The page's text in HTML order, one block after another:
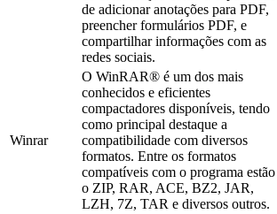
de adicionar anotações para PDF,
preencher formulários PDF, e
compartilhar informações com as
redes sociais.
Winrar
O WinRAR® é um dos mais
conhecidos e eficientes
compactadores disponíveis, tendo
como principal destaque a
compatibilidade com diversos
formatos. Entre os formatos
compatíveis com o programa estão
o ZIP, RAR, ACE, BZ2, JAR,
LZH, 7Z, TAR e diversos outros.